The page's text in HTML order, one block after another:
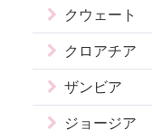
クウェート
クロアチア
ザンビア
ジョージア